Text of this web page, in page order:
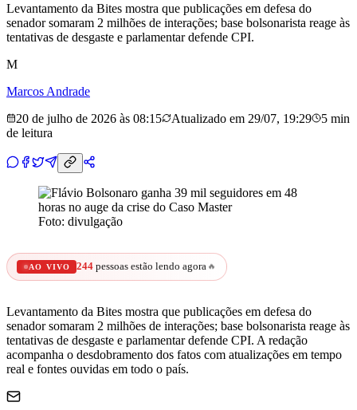
Levantamento da Bites mostra que publicações em defesa do
senador somaram 2 milhões de interações; base bolsonarista reage às
tentativas de desgaste e parlamentar defende CPI.
M
Marcos Andrade
20 de julho de 2026 às 08:15
Atualizado em 29/07, 19:29
5 min
de leitura
Foto: divulgação
AO VIVO 244 pessoas estão lendo agora 🔥
Levantamento da Bites mostra que publicações em defesa do
senador somaram 2 milhões de interações; base bolsonarista reage às
tentativas de desgaste e parlamentar defende CPI. A redação
acompanha o desdobramento dos fatos com atualizações em tempo
real e fontes ouvidas em todo o país.